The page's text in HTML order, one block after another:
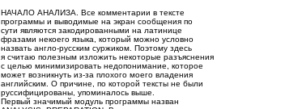
НАЧАЛО АНАЛИЗА. Все комментарии в тексте
программы и выводимые на экран сообщения по
сути являются закодированными на латинице
фразами некоего языка, который можно условно
назвать англо-русским суржиком. Поэтому здесь
я считаю полезным изложить некоторые разъяснения
с целью минимизировать недопонимание, которое
может возникнуть из-за плохого моего владения
английским. О причине, по которой тексты не были
руссифицированы, упоминалось выше.
Первый значимый модуль программы назван